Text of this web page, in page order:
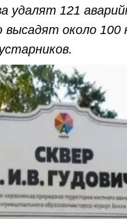
удалят 121
высадят около 100